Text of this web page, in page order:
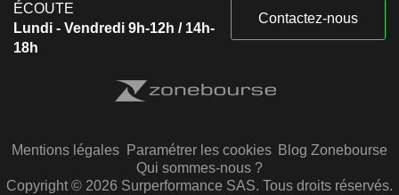
ÉCOUTE
Lundi - Vendredi 9h-12h / 14h-
18h
Contactez-nous
Mentions légales Paramétrer les cookies Blog Zonebourse
Qui sommes-nous ?
Copyright © 2026 Surperformance SAS. Tous droits réservés.